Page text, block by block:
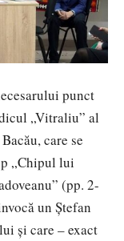
punct
„Vitraliu” al
care se
„Chipul lui
(pp. 2-
un Ştefan
şi care – exact